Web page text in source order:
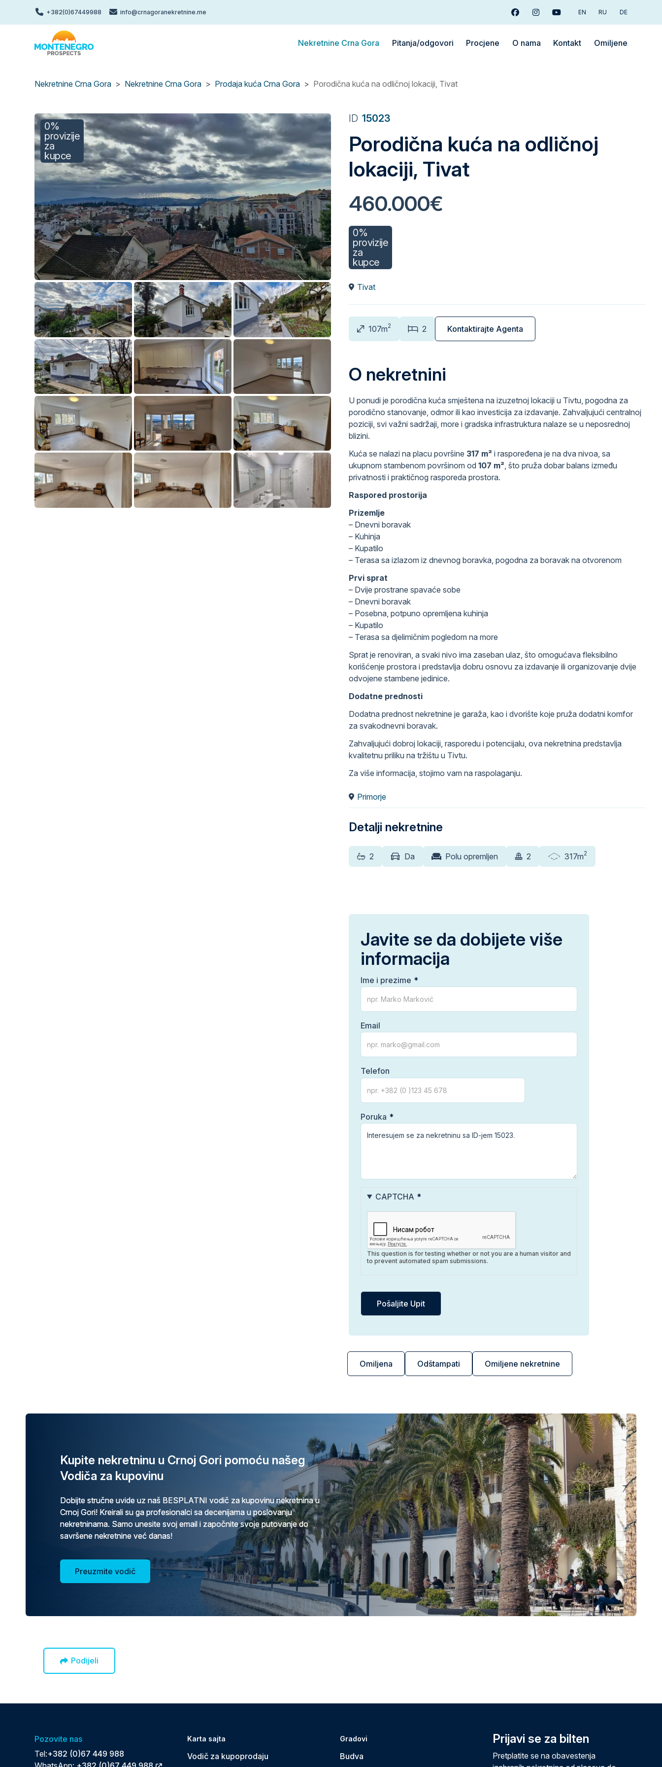
+382(0)67449988 info@crnagoranekretnine.me FacebookInstagramYoutubeEN RU DE
Nekretnine Crna Gora Pitanja/odgovori Procjene O nama Kontakt Omiljene
Nekretnine Crna Gora Nekretnine Crna Gora Prodaja kuća Crna Gora Porodična kuća na odličnoj lokaciji, Tivat
0%
provizije
za
kupce
ID 15023
Porodična kuća na odličnoj
lokaciji, Tivat
460.000€
0%
provizije
za
kupce
Tivat
107m2 2 Kontaktirajte Agenta
Omiljena Odštampati Omiljene nekretnine
O nekretnini
U ponudi je porodična kuća smještena na izuzetnoj lokaciji u Tivtu, pogodna za
porodično stanovanje, odmor ili kao investicija za izdavanje. Zahvaljujući centralnoj
poziciji, svi važni sadržaji, more i gradska infrastruktura nalaze se u neposrednoj
blizini.
Kuća se nalazi na placu površine 317 m² i raspoređena je na dva nivoa, sa
ukupnom stambenom površinom od 107 m², što pruža dobar balans između
privatnosti i praktičnog rasporeda prostora.
Raspored prostorija
Prizemlje
– Dnevni boravak
– Kuhinja
– Kupatilo
– Terasa sa izlazom iz dnevnog boravka, pogodna za boravak na otvorenom
Prvi sprat
– Dvije prostrane spavaće sobe
– Dnevni boravak
– Posebna, potpuno opremljena kuhinja
– Kupatilo
– Terasa sa djelimičnim pogledom na more
Sprat je renoviran, a svaki nivo ima zaseban ulaz, što omogućava fleksibilno
korišćenje prostora i predstavlja dobru osnovu za izdavanje ili organizovanje dvije
odvojene stambene jedinice.
Dodatne prednosti
Dodatna prednost nekretnine je garaža, kao i dvorište koje pruža dodatni komfor
za svakodnevni boravak.
Zahvaljujući dobroj lokaciji, rasporedu i potencijalu, ova nekretnina predstavlja
kvalitetnu priliku na tržištu u Tivtu.
Za više informacija, stojimo vam na raspolaganju.
Primorje
Detalji nekretnine
2 Da Polu opremljen 2 317m2
Javite se da dobijete više
informacija
Ime i prezime
Email
Telefon
Poruka
CAPTCHA
This question is for testing whether or not you are a human visitor and
to prevent automated spam submissions.
Kupite nekretninu u Crnoj Gori pomoću našeg
Vodiča za kupovinu
Dobijte stručne uvide uz naš BESPLATNI vodič za kupovinu nekretnina u
Crnoj Gori! Kreirali su ga profesionalci sa decenijama u poslovanju
nekretninama. Samo unesite svoj email i započnite svoje putovanje do
savršene nekretnine već danas!
Preuzmite vodič
Podijeli
Pozovite nas
Tel:+382 (0)67 449 988
Karta sajta
Vodič za kupoprodaju
Gradovi
Budva
Prijavi se za bilten
Pretplatite se na obavestenja